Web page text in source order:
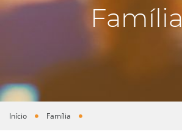
Família
Você está aqui
Início Família